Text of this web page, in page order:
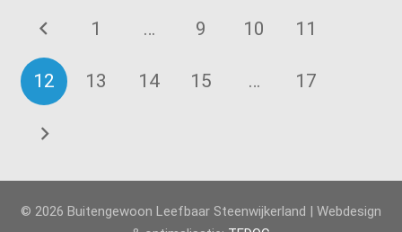
1 … 9 10 11
12 13 14 15 … 17
© 2026 Buitengewoon Leefbaar Steenwijkerland | Webdesign